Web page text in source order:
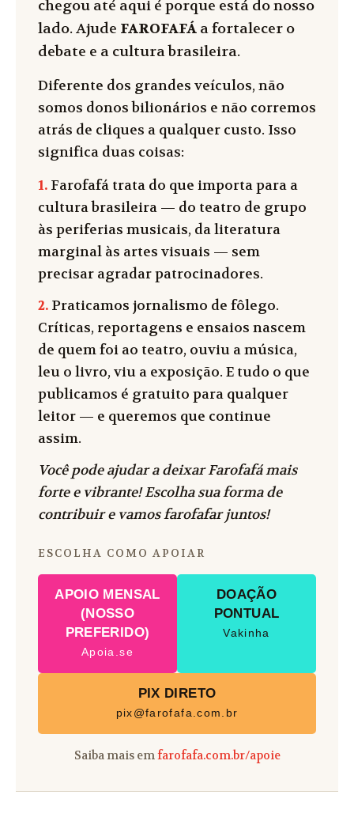
chegou até aqui é porque está do nosso
lado. Ajude FAROFAFÁ a fortalecer o
debate e a cultura brasileira.
Diferente dos grandes veículos, não
somos donos bilionários e não corremos
atrás de cliques a qualquer custo. Isso
significa duas coisas:
1. Farofafá trata do que importa para a
cultura brasileira — do teatro de grupo
às periferias musicais, da literatura
marginal às artes visuais — sem
precisar agradar patrocinadores.
2. Praticamos jornalismo de fôlego.
Críticas, reportagens e ensaios nascem
de quem foi ao teatro, ouviu a música,
leu o livro, viu a exposição. E tudo o que
publicamos é gratuito para qualquer
leitor — e queremos que continue
assim.
Você pode ajudar a deixar Farofafá mais
forte e vibrante! Escolha sua forma de
contribuir e vamos farofafar juntos!
ESCOLHA COMO APOIAR
APOIO MENSAL
(NOSSO
PREFERIDO)
Apoia.se
DOAÇÃO
PONTUAL
Vakinha
PIX DIRETO
pix@farofafa.com.br
Saiba mais emfarofafa.com.br/apoie